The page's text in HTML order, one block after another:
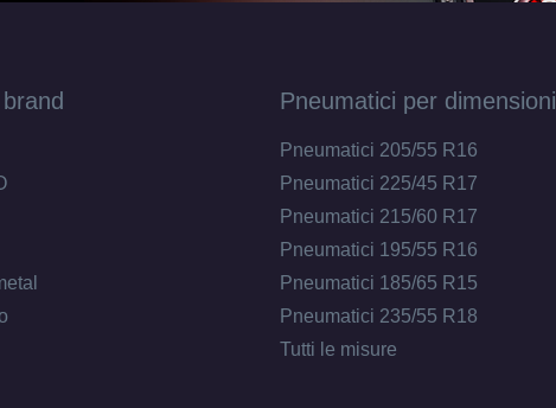
Pneumatici per dimensioni
Pneumatici 205/55 R16
Pneumatici 225/45 R17
Pneumatici 215/60 R17
Pneumatici 195/55 R16
Pneumatici 185/65 R15
Pneumatici 235/55 R18
Tutti le misure